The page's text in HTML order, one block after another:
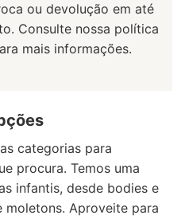
ou devolução em até
Consulte nossa política
mais informações.
categorias para
procura. Temos uma
infantis, desde bodies e
moletons. Aproveite para